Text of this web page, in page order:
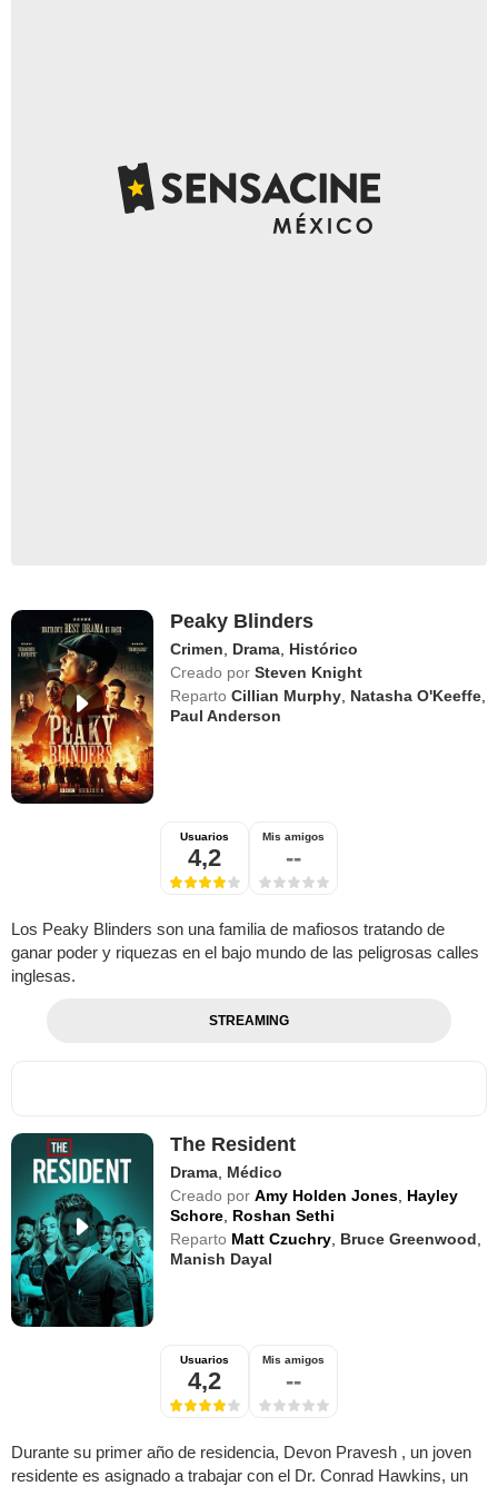
Peaky Blinders
Crimen Drama Histórico
Creado por Steven Knight
Reparto Cillian Murphy Natasha O'Keeffe
Paul Anderson
Usuarios
4,2
Mis amigos
--
Los Peaky Blinders son una familia de mafiosos tratando de
ganar poder y riquezas en el bajo mundo de las peligrosas calles
inglesas.
STREAMING
The Resident
Drama Médico
Creado por Amy Holden Jones Hayley
Schore Roshan Sethi
Reparto Matt Czuchry Bruce Greenwood
Manish Dayal
Usuarios
4,2
Mis amigos
--
Durante su primer año de residencia, Devon Pravesh , un joven
residente es asignado a trabajar con el Dr. Conrad Hawkins, un